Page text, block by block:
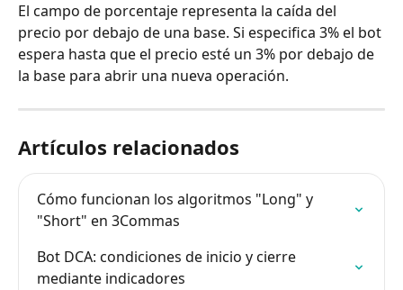
El campo de porcentaje representa la caída del
precio por debajo de una base. Si especifica 3% el bot
espera hasta que el precio esté un 3% por debajo de
la base para abrir una nueva operación.
Artículos relacionados
Cómo funcionan los algoritmos "Long" y
"Short" en 3Commas
Bot DCA: condiciones de inicio y cierre
mediante indicadores